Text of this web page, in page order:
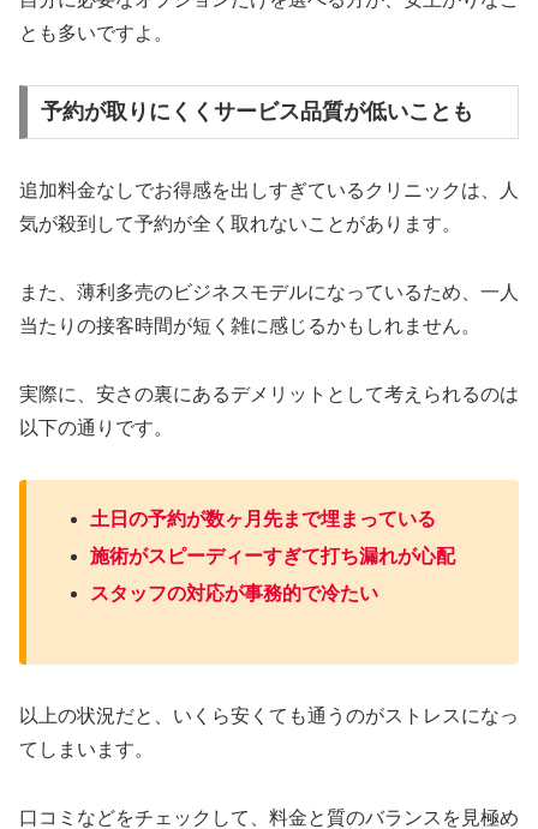
とも多いですよ。
予約が取りにくくサービス品質が低いことも
追加料金なしでお得感を出しすぎているクリニックは、人
気が殺到して予約が全く取れないことがあります。
また、薄利多売のビジネスモデルになっているため、一人
当たりの接客時間が短く雑に感じるかもしれません。
実際に、安さの裏にあるデメリットとして考えられるのは
以下の通りです。
土日の予約が数ヶ月先まで埋まっている
施術がスピーディーすぎて打ち漏れが心配
スタッフの対応が事務的で冷たい
以上の状況だと、いくら安くても通うのがストレスになっ
てしまいます。
口コミなどをチェックして、料金と質のバランスを見極め